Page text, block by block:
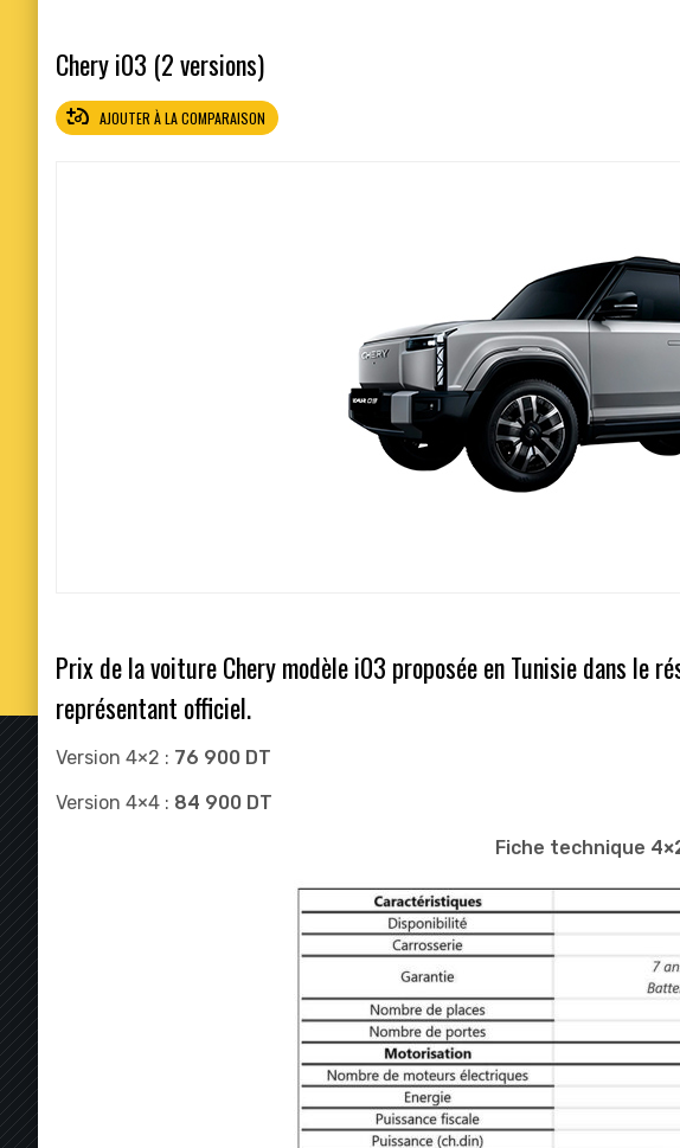
Chery i03 (2 versions)
AJOUTER À LA COMPARAISON
Prix de la voiture Chery modèle i03 proposée en Tunisie dans le
représentant officiel.
Version 4×2 : 76 900 DT
Version 4×4 : 84 900 DT
Fiche technique